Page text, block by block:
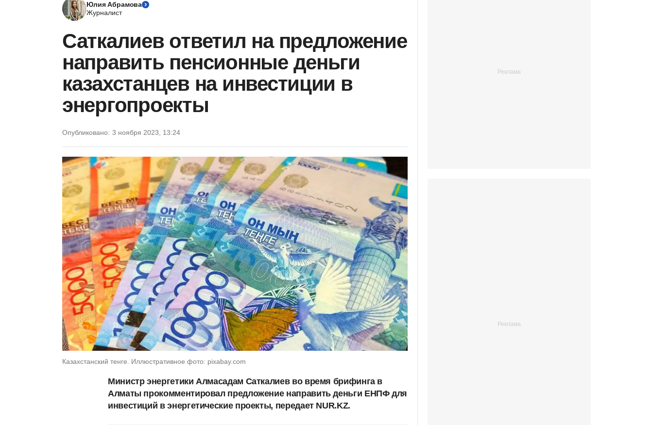
Юлия Абрамова
Журналист
Саткалиев ответил на предложение
направить пенсионные деньги
казахстанцев на инвестиции в
энергопроекты
Опубликовано: 3 ноября 2023, 13:24
Казахстанский тенге. Иллюстративное фото: pixabay.com
Министр энергетики Алмасадам Саткалиев во время брифинга в
Алматы прокомментировал предложение направить деньги ЕНПФ для
инвестиций в энергетические проекты, передает NUR.KZ.